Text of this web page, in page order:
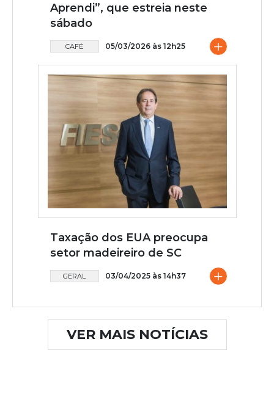
Aprendi”, que estreia neste
sábado
CAFÉ 05/03/2026 às 12h25 +
Taxação dos EUA preocupa
setor madeireiro de SC
GERAL 03/04/2025 às 14h37 +
VER MAIS NOTÍCIAS